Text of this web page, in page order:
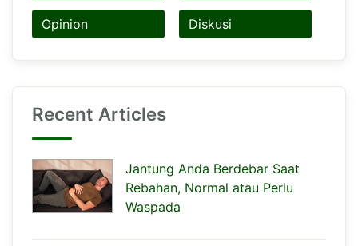
Opinion Diskusi
Recent Articles
Jantung Anda Berdebar Saat
Rebahan, Normal atau Perlu
Waspada